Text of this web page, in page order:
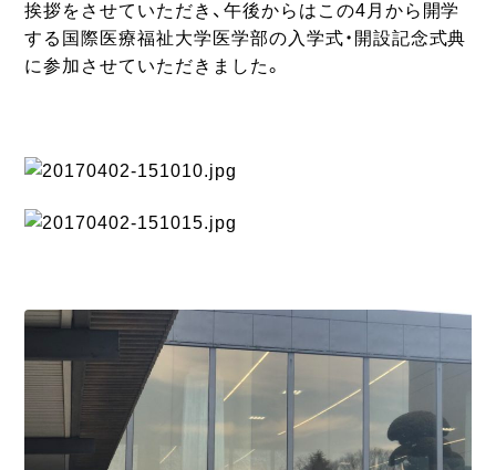
挨拶をさせていただき、午後からはこの4月から開学
する国際医療福祉大学医学部の入学式・開設記念式典
に参加させていただきました。